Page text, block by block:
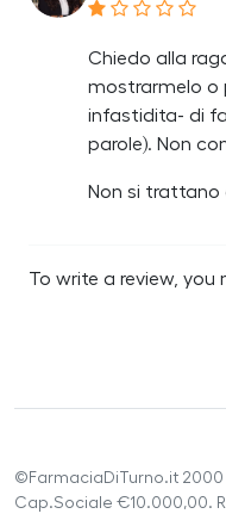
Chiedo alla
mostrarmelo o
infastidita- di
parole). Non
Non si trattano
To write a review, you
©FarmaciaDiTurno.it 2000
Cap.Sociale €10.000,00.